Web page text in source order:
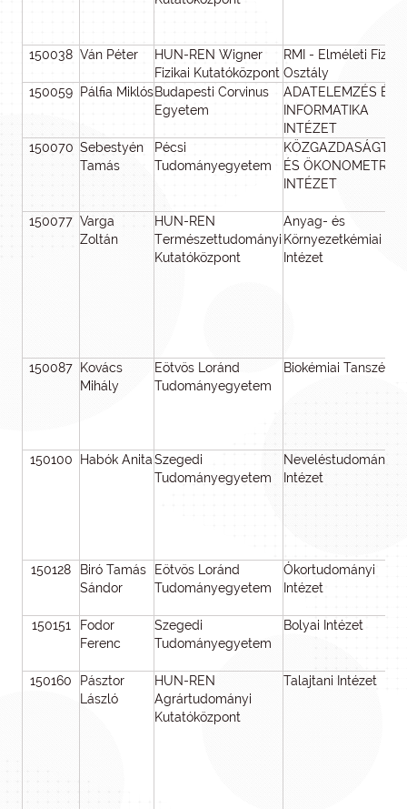
150038 Ván Péter
HUN-REN Wigner
Fizikai Kutatóközpont
RMI - Elméleti Fizika
Osztály
150059
Pálfia MiklósBudapesti Corvinus
Egyetem
ADATELEMZÉS ÉS
INFORMATIKA
INTÉZET
150070 Sebestyén
Tamás
Pécsi
Tudományegyetem
KÖZGAZDASÁGTAN
ÉS ÖKONOMETRIA
INTÉZET
150077 Varga
Zoltán
HUN-REN
Természettudományi
Kutatóközpont
Anyag- és
Környezetkémiai
Intézet
150087
Kovács
Mihály
Eötvös Loránd
Tudományegyetem
Biokémiai Tanszék
150100 Habók AnitaSzegedi
Tudományegyetem
Neveléstudományi
Intézet
150128
Biró Tamás
Sándor
Eötvös Loránd
Tudományegyetem
Ókortudományi
Intézet
150151
Fodor
Ferenc
Szegedi
Tudományegyetem
Bolyai Intézet
150160
Pásztor
László
HUN-REN
Agrártudományi
Kutatóközpont
Talajtani Intézet